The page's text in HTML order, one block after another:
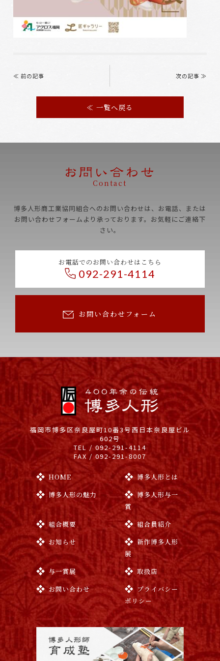
navigation
≪ 前の記事 次の記事 ≫
≪ 一覧へ戻る
Contact
博多人形商工業協同組合へのお問い合わせは、お電話、
または
お問い合わせフォームより承っております。お気軽にご連絡下
さい。
お電話でのお問い合わせはこちら
092-291-4114
お問い合わせフォーム
福岡市博多区奈良屋町10番3号 西日本奈良屋ビル
602号
TEL / 092-291-4114
FAX / 092-291-8007
HOME
博多人形とは
博多人形の魅力
博多人形与一
賞
組合概要
組合員紹介
お知らせ
新作博多人形
展
与一賞展
取扱店
お問い合わせ
プライバシー
ポリシー